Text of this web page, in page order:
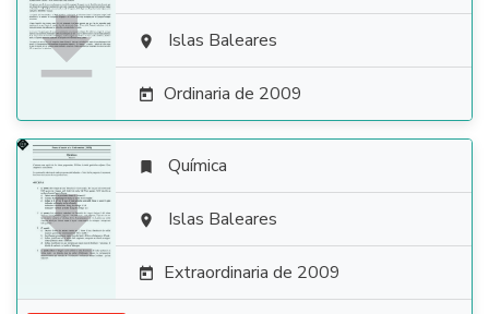
  Islas Baleares
 Ordinaria de 2009

 Química
 Islas Baleares
 Extraordinaria de 2009